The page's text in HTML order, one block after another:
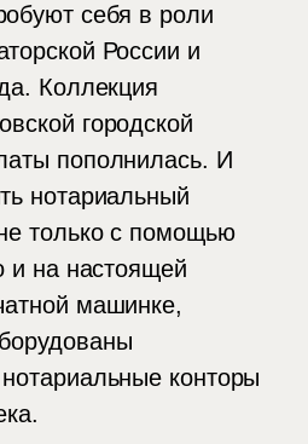
себя в роли
России и
Коллекция
городской
пополнилась. И
нотариальный
только с помощью
и на настоящей
машинке,
конторы